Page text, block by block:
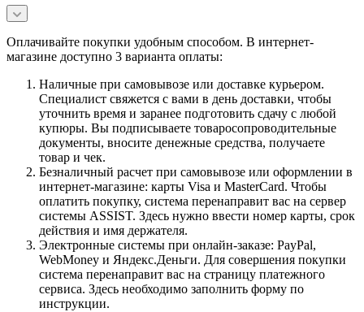
Оплачивайте покупки удобным способом. В интернет-
магазине доступно 3 варианта оплаты:
Наличные при самовывозе или доставке курьером.
Специалист свяжется с вами в день доставки, чтобы
уточнить время и заранее подготовить сдачу с любой
купюры. Вы подписываете товаросопроводительные
документы, вносите денежные средства, получаете
товар и чек.
Безналичный расчет при самовывозе или оформлении в
интернет-магазине: карты Visa и MasterCard. Чтобы
оплатить покупку, система перенаправит вас на сервер
системы ASSIST. Здесь нужно ввести номер карты, срок
действия и имя держателя.
Электронные системы при онлайн-заказе: PayPal,
WebMoney и Яндекс.Деньги. Для совершения покупки
система перенаправит вас на страницу платежного
сервиса. Здесь необходимо заполнить форму по
инструкции.